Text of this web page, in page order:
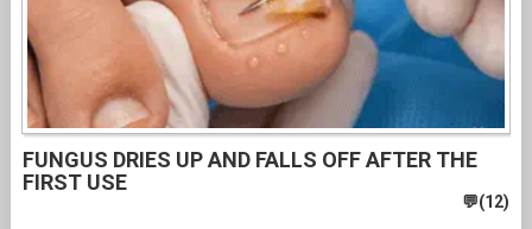
FUNGUS DRIES UP AND FALLS OFF AFTER THE
FIRST USE